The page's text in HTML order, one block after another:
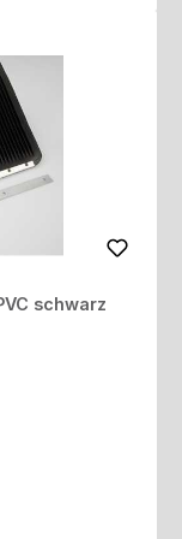
schwarz